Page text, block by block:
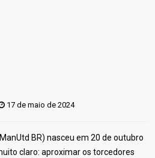
17 de maio de 2024
BR) nasceu em 20 de outubro
claro: aproximar os torcedores